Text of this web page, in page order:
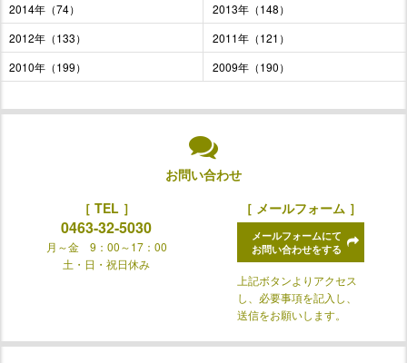
2014年（74）
2013年（148）
2012年（133）
2011年（121）
2010年（199）
2009年（190）
お問い合わせ
［ TEL ］
0463-32-5030
月～金 9：00～17：00
土・日・祝日休み
［ メールフォーム ］
メールフォームにて
お問い合わせをする
上記ボタンよりアクセス
し、必要事項を記入し、
送信をお願いします。